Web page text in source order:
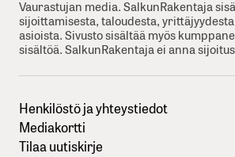
Vaurastujan media. SalkunRakentaja
sijoittamisesta, taloudesta,
asioista. Sivusto sisältää myös
sisältöä. SalkunRakentaja ei anna
Henkilöstö ja yhteystiedot
Mediakortti
Tilaa uutiskirje